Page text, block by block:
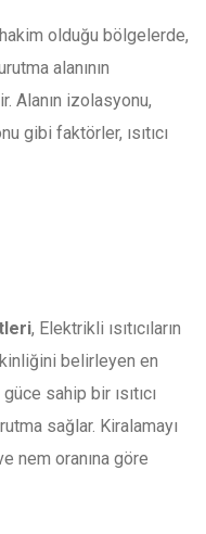
olduğu bölgelerde,
alanının
Alanın izolasyonu,
gibi faktörler, ısıtıcı
, Elektrikli ısıtıcıların
belirleyen en
sahip bir ısıtıcı
sağlar. Kiralamayı
nem oranına göre